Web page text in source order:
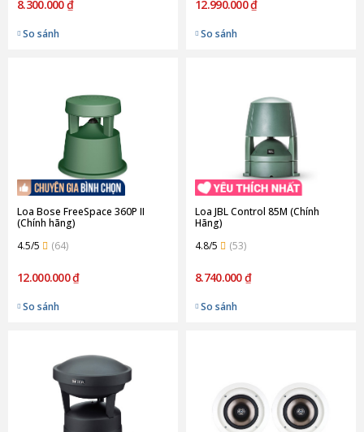
8.300.000 ₫
So sánh
12.990.000 ₫
So sánh
Loa Bose FreeSpace 360P II
(Chính hãng)
4.5/5
(64)
12.000.000 ₫
So sánh
Loa JBL Control 85M (Chính
Hãng)
4.8/5
(53)
8.740.000 ₫
So sánh